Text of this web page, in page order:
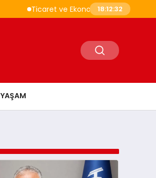
Ticaret ve Ekonomik Kulübü Genel
18:12:33
YAŞAM